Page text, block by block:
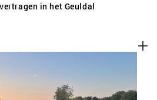
in het Geuldal